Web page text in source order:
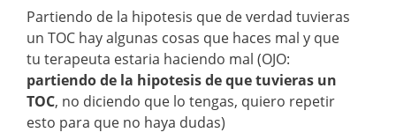
Partiendo de la hipotesis que de verdad tuvieras
un TOC hay algunas cosas que haces mal y que
tu terapeuta estaria haciendo mal (OJO:
partiendo de la hipotesis de que tuvieras un
TOC, no diciendo que lo tengas, quiero repetir
esto para que no haya dudas)